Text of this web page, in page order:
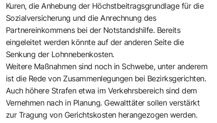
Kuren, die Anhebung der Höchstbeitragsgrundlage für die
Sozialversicherung und die Anrechnung des
Partnereinkommens bei der Notstandshilfe. Bereits
eingeleitet werden könnte auf der anderen Seite die
Senkung der Lohnnebenkosten.
Weitere Maßnahmen sind noch in Schwebe, unter anderem
ist die Rede von Zusammenlegungen bei Bezirksgerichten.
Auch höhere Strafen etwa im Verkehrsbereich sind dem
Vernehmen nach in Planung. Gewalttäter sollen verstärkt
zur Tragung von Gerichtskosten herangezogen werden.